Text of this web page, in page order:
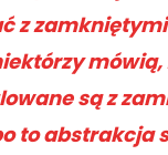
z
mówią,
są z
to abstrakcja